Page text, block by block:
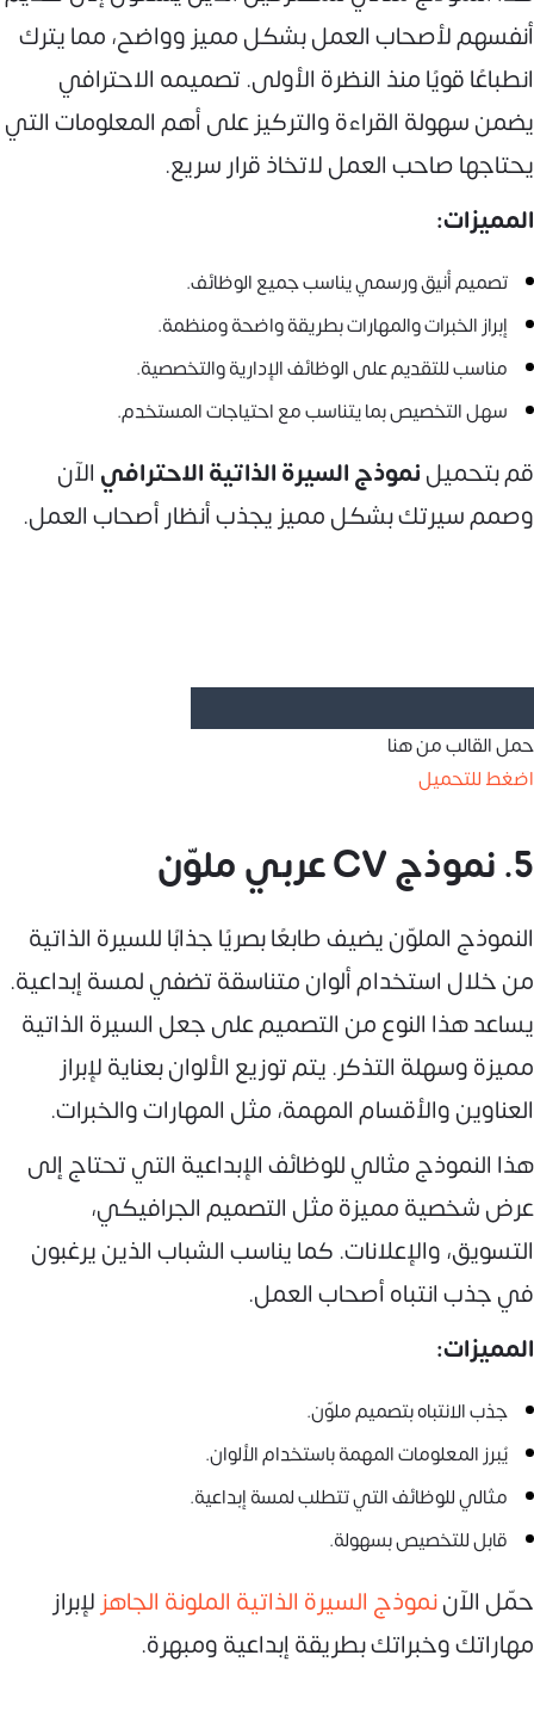
أنفسهم لأصحاب العمل بشكل مميز وواضح، مما يترك
انطباعًا قويًا منذ النظرة الأولى. تصميمه الاحترافي
يضمن سهولة القراءة والتركيز على أهم المعلومات التي
يحتاجها صاحب العمل لاتخاذ قرار سريع.
المميزات:
تصميم أنيق ورسمي يناسب جميع الوظائف.
إبراز الخبرات والمهارات بطريقة واضحة ومنظمة.
مناسب للتقديم على الوظائف الإدارية والتخصصية.
سهل التخصيص بما يتناسب مع احتياجات المستخدم.
قم بتحميلنموذج السيرة الذاتية الاحترافي الآن
وصمم سيرتك بشكل مميز يجذب أنظار أصحاب العمل.
حمل القالب من هنا
اضغط للتحميل
5. نموذج CV عربي ملوّن
النموذج الملوّن يضيف طابعًا بصريًا جذابًا للسيرة الذاتية
من خلال استخدام ألوان متناسقة تضفي لمسة إبداعية.
يساعد هذا النوع من التصميم على جعل السيرة الذاتية
مميزة وسهلة التذكر. يتم توزيع الألوان بعناية لإبراز
العناوين والأقسام المهمة، مثل المهارات والخبرات.
هذا النموذج مثالي للوظائف الإبداعية التي تحتاج إلى
عرض شخصية مميزة مثل التصميم الجرافيكي،
التسويق، والإعلانات. كما يناسب الشباب الذين يرغبون
في جذب انتباه أصحاب العمل.
المميزات:
جذب الانتباه بتصميم ملوّن.
يُبرز المعلومات المهمة باستخدام الألوان.
مثالي للوظائف التي تتطلب لمسة إبداعية.
قابل للتخصيص بسهولة.
حمّل الآننموذج السيرة الذاتية الملونة الجاهز لإبراز
مهاراتك وخبراتك بطريقة إبداعية ومبهرة.